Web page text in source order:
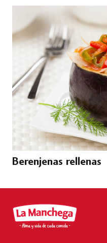
Berenjenas rellenas